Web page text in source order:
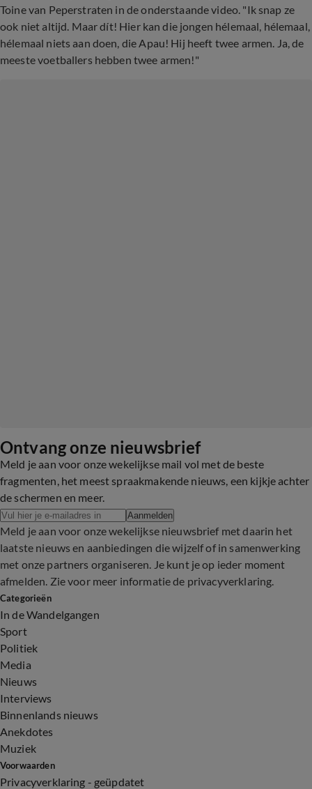
Toine van Peperstraten in de onderstaande video. "Ik snap ze
ook niet altijd. Maar dít! Hier kan die jongen hélemaal, hélemaal,
hélemaal niets aan doen, die Apau! Hij heeft twee armen. Ja, de
meeste voetballers hebben twee armen!"
Ontvang onze nieuwsbrief
Meld je aan voor onze wekelijkse mail vol met de beste
fragmenten, het meest spraakmakende nieuws, een kijkje achter
de schermen en meer.
Aanmelden
Meld je aan voor onze wekelijkse nieuwsbrief met daarin het
laatste nieuws en aanbiedingen die wijzelf of in samenwerking
met onze partners organiseren. Je kunt je op ieder moment
afmelden. Zie voor meer informatie de privacyverklaring.
Categorieën
In de Wandelgangen
Sport
Politiek
Media
Nieuws
Interviews
Binnenlands nieuws
Anekdotes
Muziek
Voorwaarden
Privacyverklaring - geüpdatet